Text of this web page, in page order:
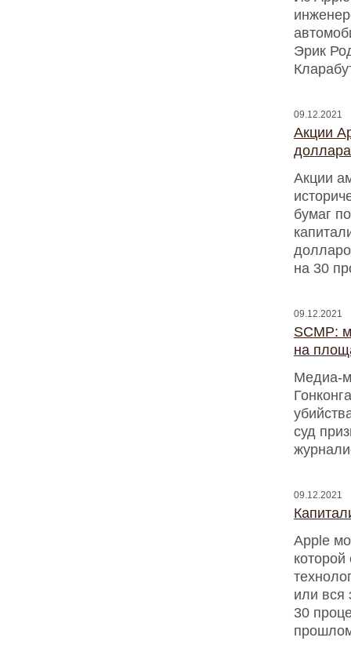
Эрик
09.12.2021
Акции
доллара
Акции
бумаг
на 30
09.12.2021
SCMP:
на
Медиа-
суд
09.12.2021
Apple
или вся
30